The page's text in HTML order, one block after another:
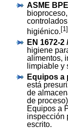
ASME BPE
higiénico.[1]
EN 1672-2
higiene
alimentos,
limpiable y
Equipos a
está
de
de
Equipos a
inspección
escrito.